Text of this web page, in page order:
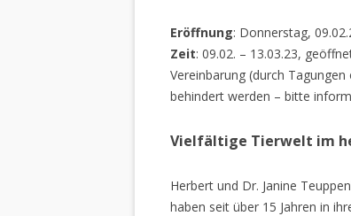
Eröffnung: Donnerstag,
Zeit: 09.02. – 13.03.23,
Vereinbarung (durch
behindert werden – bitte
Vielfältige Tierwelt im
Herbert und Dr. Janine
haben seit über 15 Jahren in